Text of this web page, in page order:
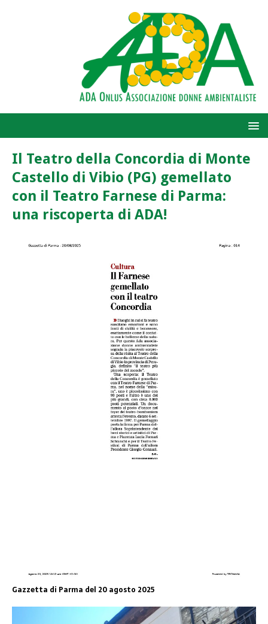
Il Teatro della Concordia di Monte
Castello di Vibio (PG) gemellato
con il Teatro Farnese di Parma:
una riscoperta di ADA!
Gazzetta di Parma del 20 agosto 2025